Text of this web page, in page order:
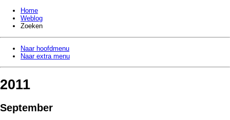
Home
Weblog
Zoeken
Naar hoofdmenu
Naar extra menu
2011
September